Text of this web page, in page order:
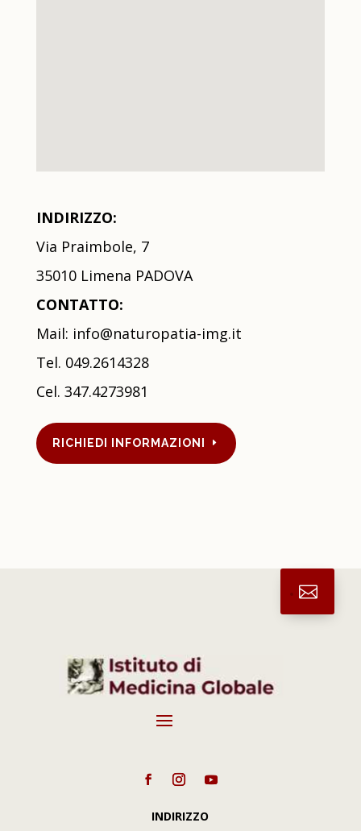
INDIRIZZO:
Via Praimbole, 7
35010 Limena PADOVA
CONTATTO:
Mail: info@naturopatia-img.it
Tel. 049.2614328
Cel. 347.4273981
RICHIEDI INFORMAZIONI
.
INDIRIZZO